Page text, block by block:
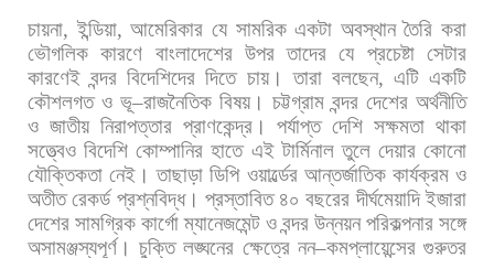
চায়না,ইন্ডিয়া,আমেরিকার যে সামরিক একটা অবস্থান তৈরি করা
ভৌগলিক কারণে বাংলাদেশের উপর তাদের যে প্রচেষ্টা সেটার
কারণেই বন্দর বিদেশিদের দিতে চায়। তারা বলছেন, এটি একটি
কৌশলগত ও ভূ–রাজনৈতিক বিষয়। চট্টগ্রাম বন্দর দেশের অর্থনীতি
ও জাতীয় নিরাপত্তার প্রাণকেন্দ্র। পর্যাপ্ত দেশি সক্ষমতা থাকা
সত্ত্বেও বিদেশি কোম্পানির হাতে এই টার্মিনাল তুলে দেয়ার কোনো
যৌক্তিকতা নেই। তাছাড়া ডিপি ওয়ার্ল্ডের আন্তর্জাতিক কার্যক্রম ও
অতীত রেকর্ড প্রশ্নবিদ্ধ। প্রস্তাবিত ৪০ বছরের দীর্ঘমেয়াদি ইজারা
দেশের সামগ্রিক কার্গো ম্যানেজমেন্ট ও বন্দর উন্নয়ন পরিকল্পনার সঙ্গে
অসামঞ্জস্যপূর্ণ। চুক্তি লঙ্ঘনের ক্ষেত্রে নন–কমপ্লায়েন্সের গুরুতর